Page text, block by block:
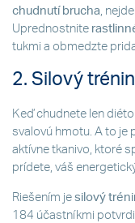
chudnutí brucha ,
Uprednostnite
tukmi a obmedzte
2. Silový
Keď chudnete len
svalovú hmotu. A to je
aktívne tkanivo, ktoré
prídete, váš
Riešením je silový
184 účastníkmi